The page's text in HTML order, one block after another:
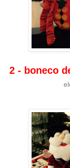
2 - boneco